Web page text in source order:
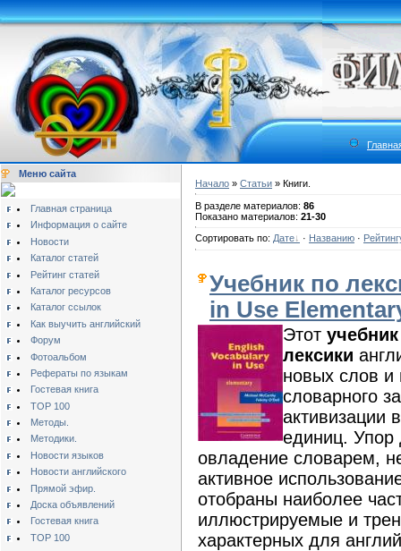
Меню сайта
Главная страница
Информация о сайте
Новости
Каталог статей
Рейтинг статей
Каталог ресурсов
Каталог ссылок
Как выучить английский
Форум
Фотоальбом
Рефераты по языкам
Гостевая книга
TOP 100
Методы.
Методики.
Новости языков
Новости английского
Прямой эфир.
Доска объявлений
Гостевая книга
TOP 100
Начало » Статьи » Книги.
В разделе материалов: 86
Показано материалов: 21-30
Сортировать по: Дате · Названию ·
Учебник по
in Use
Этот учебник
лексики
новых слов и
словарного
активизации
единиц. Упор
овладение словарем,
активное
отобраны наиболее
иллюстрируемые и
характерных для